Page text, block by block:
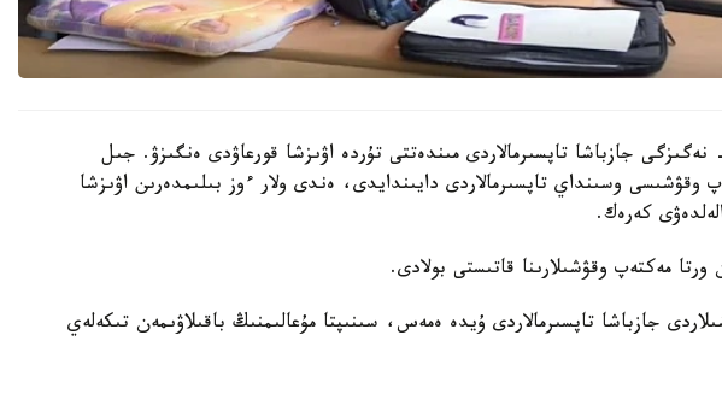
جازباشا تاپسىرمالاردى مىندەتتى تۇردە اۋىزشا قورعاۋدى ەنگىزۋ. جىل
9 مىڭ مەكتەپ وقۋشىسى وسىنداي تاپسىرمالاردى دايىندايدى، ەندى ولار ءوز بىلىمدەرىن اۋىزشا
كەرەك.
جازباشا تاپسىرمالاردى ۇيدە ەمەس، سىنىپتا مۇعالىمنىڭ باقىلاۋىمەن تىكەلەي